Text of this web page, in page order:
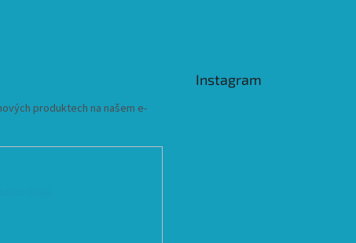
produktech na našem e-
Instagram